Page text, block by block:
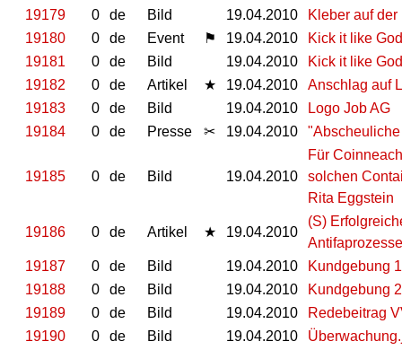
19179
0 de Bild 19.04.2010
Kleber auf
19180
0 de Event ⚑ 19.04.2010
Kick it like
19181
0 de Bild 19.04.2010
Kick it like
19182
0 de Artikel ★ 19.04.2010
Anschlag auf
19183
0 de Bild 19.04.2010
Logo Job AG
19184
0 de Presse ✂ 19.04.2010 "Abscheuliche
19185 0 de Bild 19.04.2010
Für
solchen
Rita Eggstein
19186 0 de Artikel ★ 19.04.2010
(S)
19187
0 de Bild 19.04.2010
Kundgebung
19188
0 de Bild 19.04.2010
Kundgebung
19189
0 de Bild 19.04.2010
Redebeitrag
19190
0 de Bild 19.04.2010